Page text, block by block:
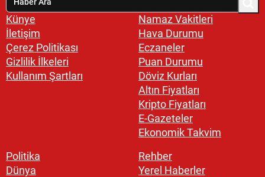
Künye
İletişim
Çerez Politikası
Gizlilik İlkeleri
Kullanım Şartları
Namaz Vakitleri
Hava Durumu
Eczaneler
Puan Durumu
Döviz Kurları
Altın Fiyatları
Kripto Fiyatları
E-Gazeteler
Ekonomik Takvim
Politika
Dünya
Rehber
Yerel Haberler